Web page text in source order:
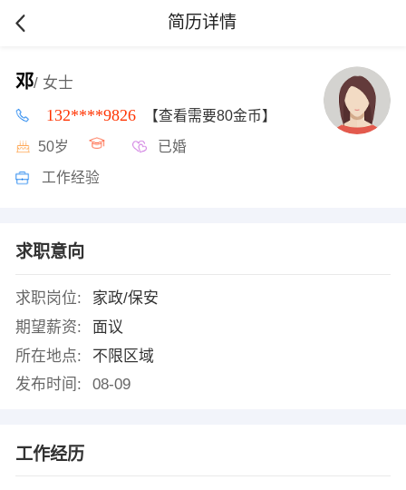
简历详情
邓/ 女士
132****9826 【查看需要80金币】
50岁 已婚
工作经验
求职意向
求职岗位:
家政/保安
期望薪资:
面议
所在地点:
不限区域
发布时间:
08-09
工作经历